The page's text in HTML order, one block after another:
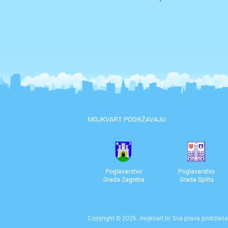
MOJKVART PODRŽAVAJU
Poglavarstvo
Grada Zagreba
Poglavarstvo
Grada Splita
Copyright © 2026. mojkvart.hr. Sva prava pridržana.